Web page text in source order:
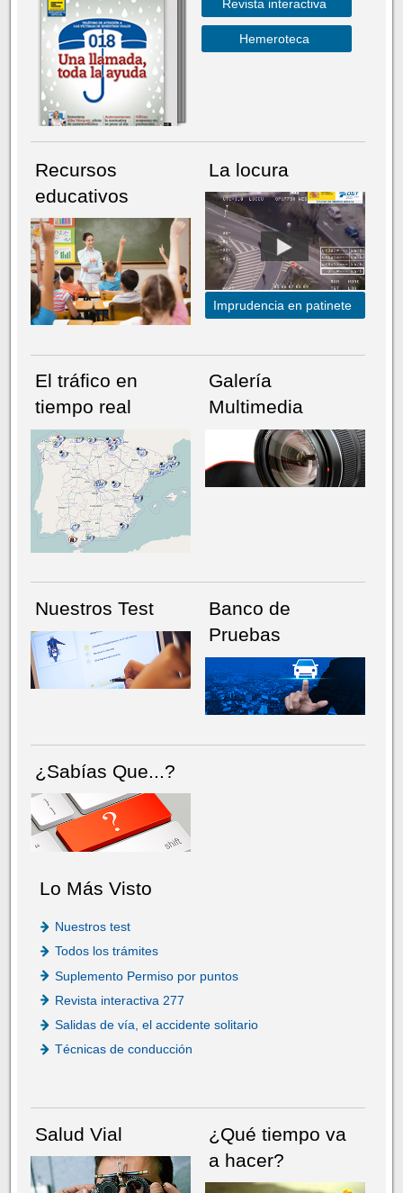
NÚMERO ACTUALHEMEROTECA
Revista interactiva
Hemeroteca
Recursos
educativos
La locura
Imprudencia en patinete
El tráfico en
tiempo real
Galería
Multimedia
Nuestros Test
Banco de
Pruebas
¿Sabías Que...?
Lo Más Visto
Nuestros test
Todos los trámites
Suplemento Permiso por puntos
Revista interactiva 277
Salidas de vía, el accidente solitario
Técnicas de conducción
Salud Vial
¿Qué tiempo va
a hacer?